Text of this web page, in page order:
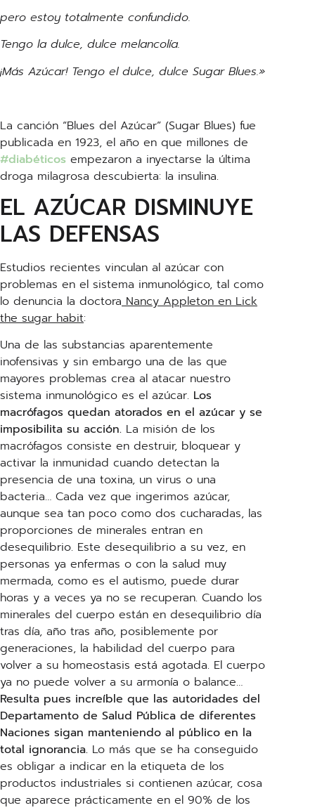
pero estoy totalmente confundido.
Tengo la dulce, dulce melancolía.
¡Más Azúcar! Tengo el dulce, dulce Sugar Blues.»
La canción “Blues del Azúcar” (Sugar Blues) fue
publicada en 1923, el año en que millones de
#diabéticos empezaron a inyectarse la última
droga milagrosa descubierta: la insulina.
EL AZÚCAR DISMINUYE
LAS DEFENSAS
Estudios recientes vinculan al azúcar con
problemas en el sistema inmunológico, tal como
lo denuncia la doctoraNancy Appleton en Lick
the sugar habit:
Una de las substancias aparentemente
inofensivas y sin embargo una de las que
mayores problemas crea al atacar nuestro
sistema inmunológico es el azúcar. Los
macrófagos quedan atorados en el azúcar y se
imposibilita su acción. La misión de los
macrófagos consiste en destruir, bloquear y
activar la inmunidad cuando detectan la
presencia de una toxina, un virus o una
bacteria… Cada vez que ingerimos azúcar,
aunque sea tan poco como dos cucharadas, las
proporciones de minerales entran en
desequilibrio. Este desequilibrio a su vez, en
personas ya enfermas o con la salud muy
mermada, como es el autismo, puede durar
horas y a veces ya no se recuperan. Cuando los
minerales del cuerpo están en desequilibrio día
tras día, año tras año, posiblemente por
generaciones, la habilidad del cuerpo para
volver a su homeostasis está agotada. El cuerpo
ya no puede volver a su armonía o balance…
Resulta pues increíble que las autoridades del
Departamento de Salud Pública de diferentes
Naciones sigan manteniendo al público en la
total ignorancia. Lo más que se ha conseguido
es obligar a indicar en la etiqueta de los
productos industriales si contienen azúcar, cosa
que aparece prácticamente en el 90% de los